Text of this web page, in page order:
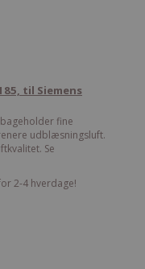
til Siemens
fine
udblæsningsluft.
Se
2-4 hverdage!